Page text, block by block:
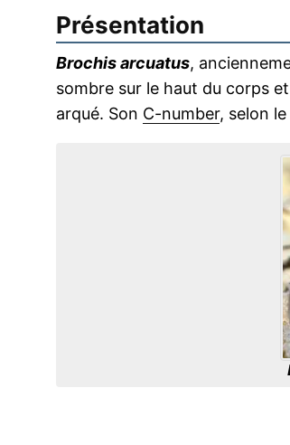
Présentation
Brochis arcuatus,
sombre sur le haut du corps
arqué. Son C-number, selon